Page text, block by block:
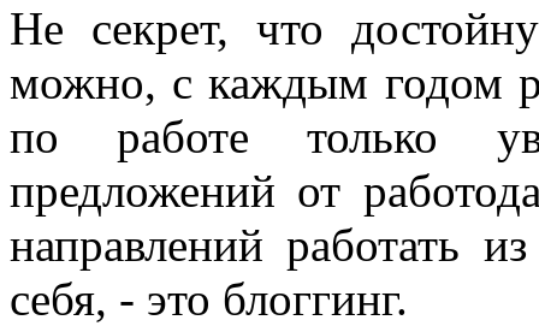
Не секрет, что
можно, с каждым годом
по работе только
предложений от
направлений работать
себя, - это блоггинг.